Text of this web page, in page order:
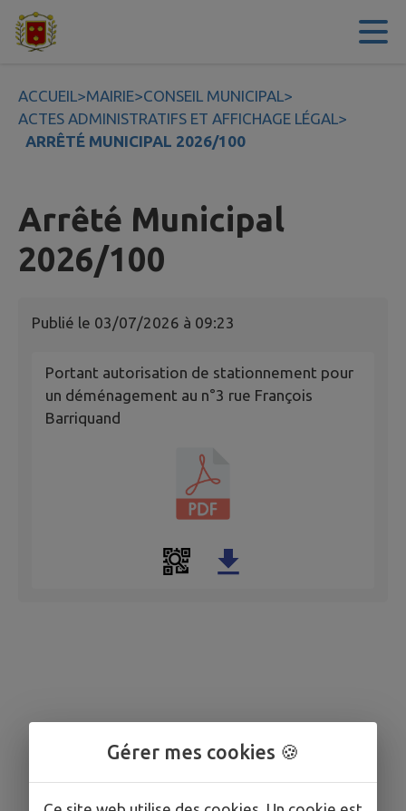
Contenu
ACCUEIL>MAIRIE>CONSEIL MUNICIPAL>
ACTES ADMINISTRATIFS ET AFFICHAGE LÉGAL>
ARRÊTÉ MUNICIPAL 2026/100
Arrêté Municipal
2026/100
Publié le 03/07/2026 à 09:23
Portant autorisation de stationnement pour
un déménagement au n°3 rue François
Barriquand
Gérer mes cookies 🍪